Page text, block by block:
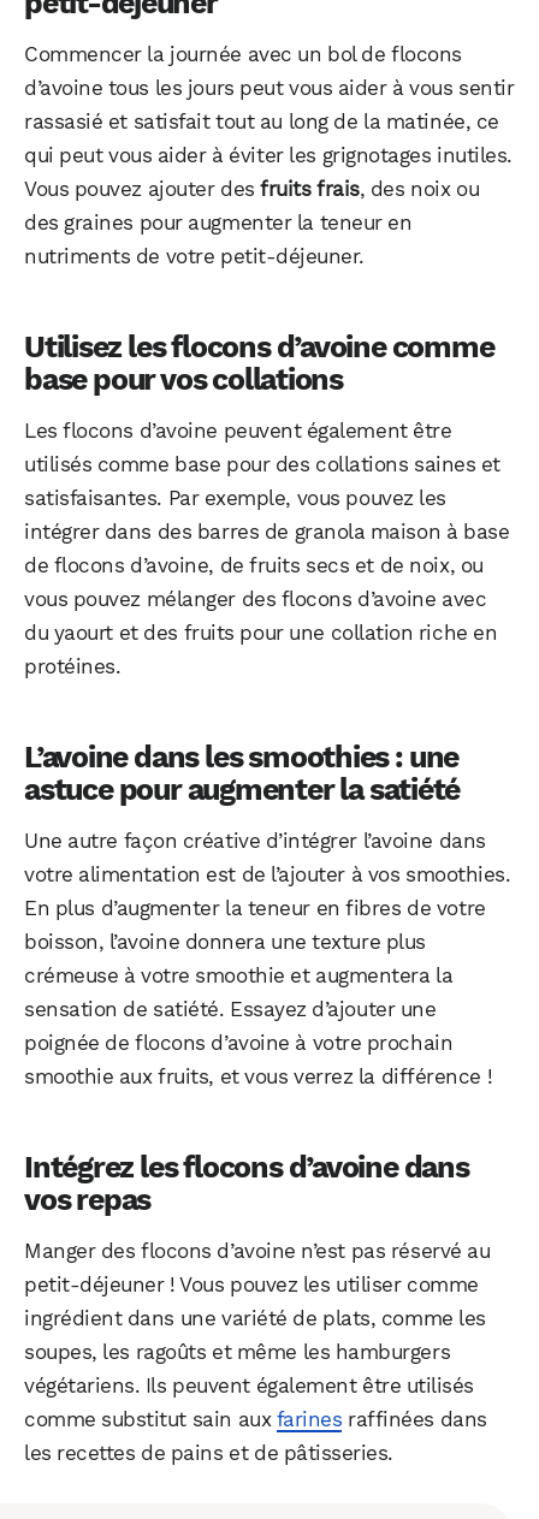
Commencer la journée avec un bol de flocons
d’avoine tous les jours peut vous aider à vous sentir
rassasié et satisfait tout au long de la matinée, ce
qui peut vous aider à éviter les grignotages inutiles.
Vous pouvez ajouter desfruits frais, des noix ou
des graines pour augmenter la teneur en
nutriments de votre petit-déjeuner.
Utilisez les flocons d’avoine comme
base pour vos collations
Les flocons d’avoine peuvent également être
utilisés comme base pour des collations saines et
satisfaisantes. Par exemple, vous pouvez les
intégrer dans des barres de granola maison à base
de flocons d’avoine, de fruits secs et de noix, ou
vous pouvez mélanger des flocons d’avoine avec
du yaourt et des fruits pour une collation riche en
protéines.
L’avoine dans les smoothies : une
astuce pour augmenter la satiété
Une autre façon créative d’intégrer l’avoine dans
votre alimentation est de l’ajouter à vos smoothies.
En plus d’augmenter la teneur en fibres de votre
boisson, l’avoine donnera une texture plus
crémeuse à votre smoothie et augmentera la
sensation de satiété. Essayez d’ajouter une
poignée de flocons d’avoine à votre prochain
smoothie aux fruits, et vous verrez la différence !
Intégrez les flocons d’avoine dans
vos repas
Manger des flocons d’avoine n’est pas réservé au
petit-déjeuner ! Vous pouvez les utiliser comme
ingrédient dans une variété de plats, comme les
soupes, les ragoûts et même les hamburgers
végétariens. Ils peuvent également être utilisés
comme substitut sain aux farines raffinées dans
les recettes de pains et de pâtisseries.